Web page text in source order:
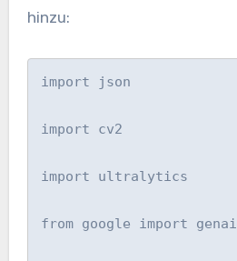
hinzu:
import json
import cv2
import ultralytics
from google import genai